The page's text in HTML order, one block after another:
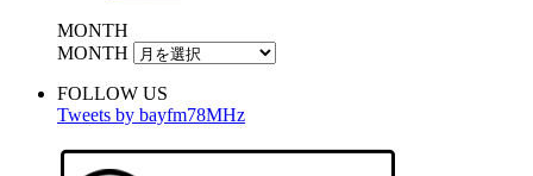
MONTH
MONTH
FOLLOW US
Tweets by bayfm78MHz